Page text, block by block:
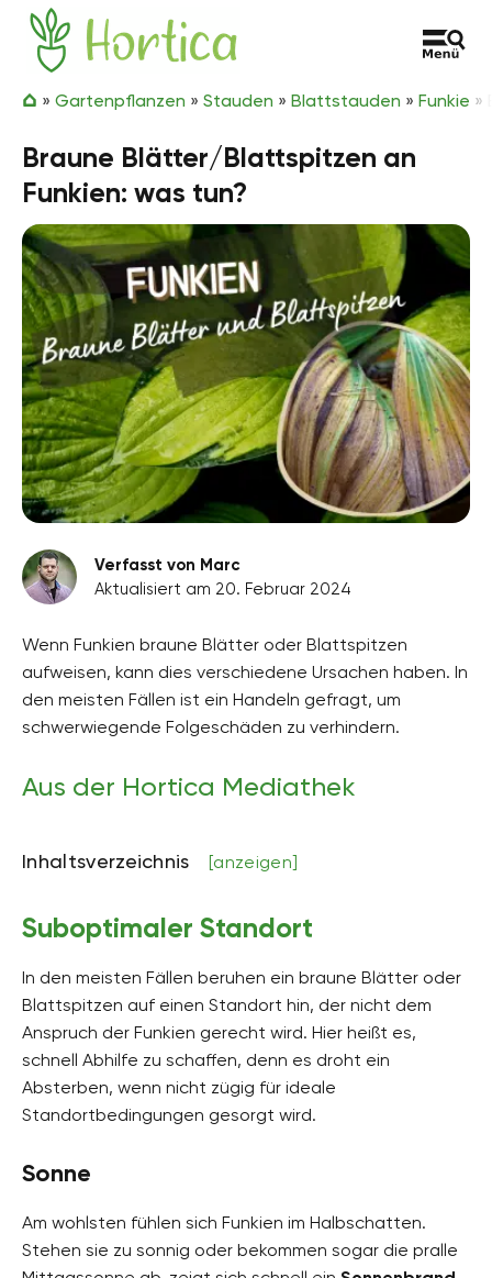
Zum Inhalt springen
Hortica
» Gartenpflanzen » Stauden » Blattstauden » Funkie »
Braune Blätter/Blattspitzen an
Funkien: was tun?
Verfasst von Marc
Aktualisiert am 20. Februar 2024
Wenn Funkien braune Blätter oder Blattspitzen
aufweisen, kann dies verschiedene Ursachen haben. In
den meisten Fällen ist ein Handeln gefragt, um
schwerwiegende Folgeschäden zu verhindern.
Aus der Hortica Mediathek
Inhaltsverzeichnis [anzeigen]
Suboptimaler Standort
In den meisten Fällen beruhen ein braune Blätter oder
Blattspitzen auf einen Standort hin, der nicht dem
Anspruch der Funkien gerecht wird. Hier heißt es,
schnell Abhilfe zu schaffen, denn es droht ein
Absterben, wenn nicht zügig für ideale
Standortbedingungen gesorgt wird.
Sonne
Am wohlsten fühlen sich Funkien im Halbschatten.
Stehen sie zu sonnig oder bekommen sogar die pralle